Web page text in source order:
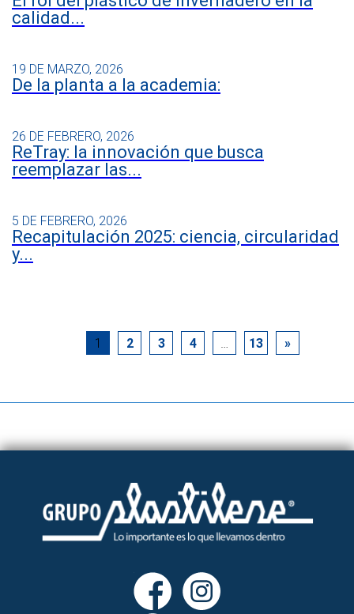
calidad...
19 DE MARZO, 2026
De la planta a la academia:
26 DE FEBRERO, 2026
ReTray: la innovación que busca
reemplazar las...
5 DE FEBRERO, 2026
Recapitulación 2025: ciencia, circularidad
y...
1 2 3 4 13 »